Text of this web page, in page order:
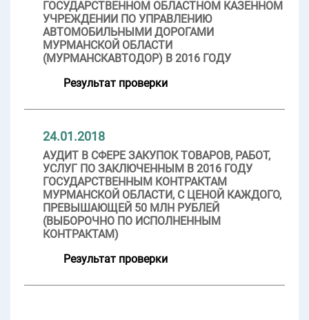
ГОСУДАРСТВЕННОМ ОБЛАСТНОМ КАЗЕННОМ
УЧРЕЖДЕНИИ ПО УПРАВЛЕНИЮ
АВТОМОБИЛЬНЫМИ ДОРОГАМИ
МУРМАНСКОЙ ОБЛАСТИ
(МУРМАНСКАВТОДОР) В 2016 ГОДУ
Результат проверки
24.01.2018
АУДИТ В СФЕРЕ ЗАКУПОК ТОВАРОВ, РАБОТ,
УСЛУГ ПО ЗАКЛЮЧЕННЫМ В 2016 ГОДУ
ГОСУДАРСТВЕННЫМ КОНТРАКТАМ
МУРМАНСКОЙ ОБЛАСТИ, С ЦЕНОЙ КАЖДОГО,
ПРЕВЫШАЮЩЕЙ 50 МЛН РУБЛЕЙ
(ВЫБОРОЧНО ПО ИСПОЛНЕННЫМ
КОНТРАКТАМ)
Результат проверки